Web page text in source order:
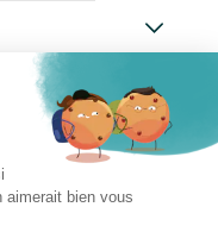
aimerait bien vous